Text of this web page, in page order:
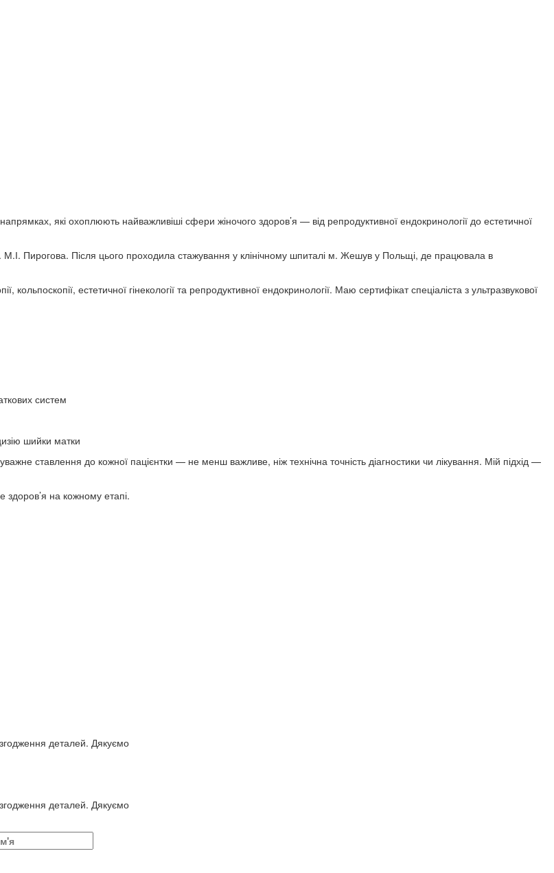
які охоплюють найважливіші сфери жіночого здоров’я — від репродуктивної ендокринології до естетичної
М.І. Пирогова. Після цього проходила стажування у клінічному шпиталі м. Жешув у Польщі, де працювала в
естетичної гінекології та репродуктивної ендокринології. Маю сертифікат спеціаліста з ультразвукової
систем
шийки матки
ставлення до кожної пацієнтки — не менш важливе, ніж технічна точність діагностики чи лікування. Мій підхід —
на кожному етапі.
деталей. Дякуємо
деталей. Дякуємо